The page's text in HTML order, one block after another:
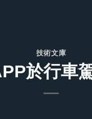
技術文庫
於行車